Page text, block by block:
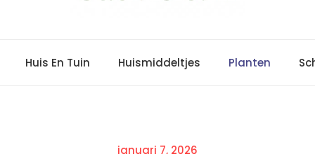
Huis En Tuin Huismiddeltjes Planten
Posted
januari 7, 2026